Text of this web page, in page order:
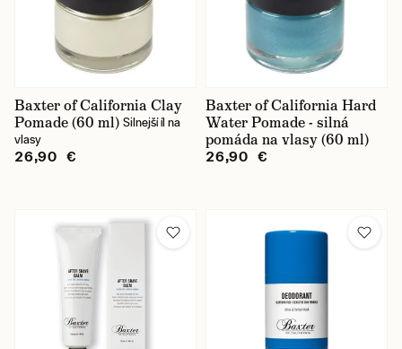
Baxter of California Clay
Pomade (60 ml) Silnejší íl na
vlasy
26,90 €
Baxter of California Hard
Water Pomade - silná
pomáda na vlasy (60 ml)
26,90 €